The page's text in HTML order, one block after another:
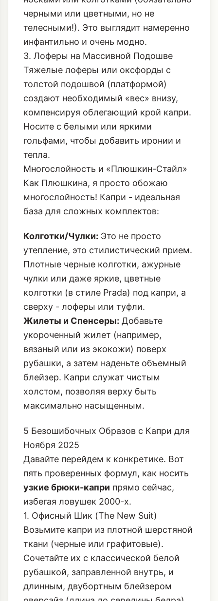
черными или цветными, но не
телесными!). Это выглядит намеренно
инфантильно и очень модно.
3. Лоферы на Массивной Подошве
Тяжелые лоферы или оксфорды с
толстой подошвой (платформой)
создают необходимый «вес» внизу,
компенсируя облегающий крой капри.
Носите с белыми или яркими
гольфами, чтобы добавить иронии и
тепла.
Многослойность и «Плюшкин-Стайл»
Как Плюшкина, я просто обожаю
многослойность! Капри - идеальная
база для сложных комплектов:
Колготки/Чулки: Это не просто
утепление, это стилистический прием.
Плотные черные колготки, ажурные
чулки или даже яркие, цветные
колготки (в стиле Prada) под капри, а
сверху - лоферы или туфли.
Жилеты и Спенсеры: Добавьте
укороченный жилет (например,
вязаный или из экокожи) поверх
рубашки, а затем наденьте объемный
блейзер. Капри служат чистым
холстом, позволяя верху быть
максимально насыщенным.
5 Безошибочных Образов с Капри для
Ноября 2025
Давайте перейдем к конкретике. Вот
пять проверенных формул, как носить
узкие брюки-капри прямо сейчас,
избегая ловушек 2000-х.
1. Офисный Шик (The New Suit)
Возьмите капри из плотной шерстяной
ткани (черные или графитовые).
Сочетайте их с классической белой
рубашкой, заправленной внутрь, и
длинным, двубортным блейзером